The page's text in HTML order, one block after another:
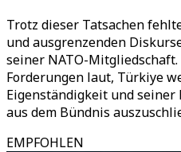
Trotz dieser Tatsachen
und ausgrenzenden
seiner NATO-
Forderungen laut, Türkiye
Eigenständigkeit und seiner
aus dem Bündnis
EMPFOHLEN